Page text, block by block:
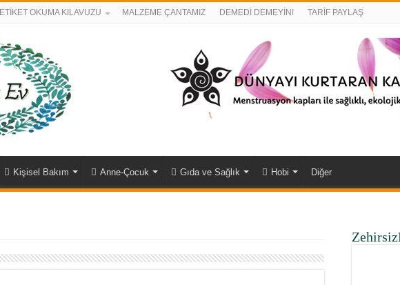
ETİKET OKUMA KILAVUZU MALZEME ÇANTAMIZ DEMEDİ DEMEYİN! TARİF PAYLAŞ
Kişisel Bakım Anne-Çocuk Gıda ve Sağlık Hobi Diğer